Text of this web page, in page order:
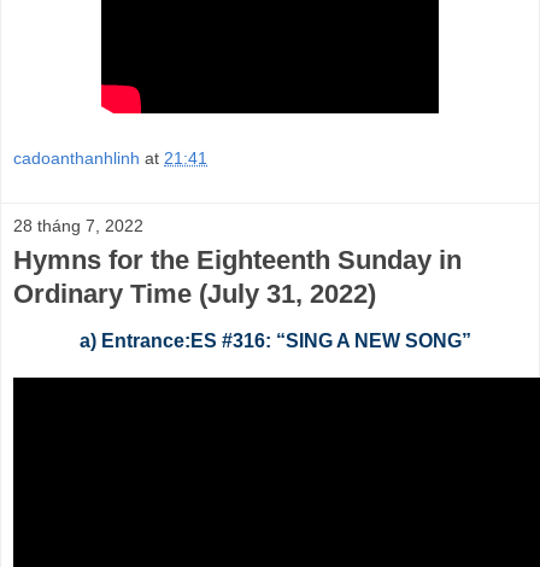
cadoanthanhlinh at 21:41
28 tháng 7, 2022
Hymns for the Eighteenth Sunday in
Ordinary Time (July 31, 2022)
a) Entrance:ES #316: “SING A NEW SONG”